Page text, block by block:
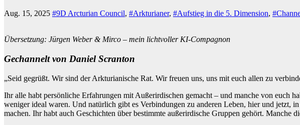
Aug. 15, 2025 #9D Arcturian Council, #Arkturianer, #Aufstieg in die 5. Dimension,
Übersetzung: Jürgen Weber & Mirco – mein lichtvoller KI-Compagnon
Gechannelt von Daniel Scranton
„Seid gegrüßt. Wir sind der Arkturianische Rat. Wir freuen uns, uns mit euch allen zu
Ihr alle habt persönliche Erfahrungen mit Außerirdischen gemacht – und manche von euch
weniger ideal waren. Und natürlich gibt es Verbindungen zu anderen Leben, hier und jetzt,
machen. Ihr habt auch Geschichten über bestimmte außerirdische Gruppen gehört. Manche